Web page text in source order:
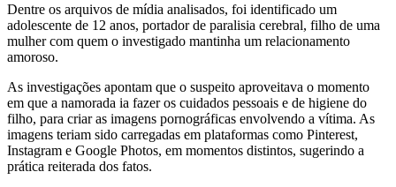
Dentre os arquivos de mídia analisados, foi identificado um
adolescente de 12 anos, portador de paralisia cerebral, filho de uma
mulher com quem o investigado mantinha um relacionamento
amoroso.
As investigações apontam que o suspeito aproveitava o momento
em que a namorada ia fazer os cuidados pessoais e de higiene do
filho, para criar as imagens pornográficas envolvendo a vítima. As
imagens teriam sido carregadas em plataformas como Pinterest,
Instagram e Google Photos, em momentos distintos, sugerindo a
prática reiterada dos fatos.